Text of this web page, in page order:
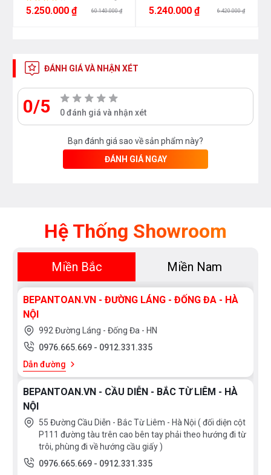
5.250.000 ₫ 60.140.000 ₫ 5.240.000 ₫ 6.420.000 ₫
ĐÁNH GIÁ VÀ NHẬN XÉT
0/5 0 đánh giá và nhận xét
Bạn đánh giá sao về sản phẩm này?
ĐÁNH GIÁ NGAY
Hệ Thống Showroom
Miền Bắc Miền Nam
BEPANTOAN.VN - ĐƯỜNG LÁNG - ĐỐNG ĐA - HÀ
NỘI
992 Đường Láng - Đống Đa - HN
0976.665.669 - 0912.331.335
Dẫn đường
BEPANTOAN.VN - CẦU DIỄN - BẮC TỪ LIÊM - HÀ
NỘI
55 Đường Cầu Diễn - Bắc Từ Liêm - Hà Nội ( đối diện cột
P111 đường tàu trên cao bên tay phải theo hướng đi từ
trôi, phùng đi về hướng cầu giấy )
0976.665.669 - 0912.331.335